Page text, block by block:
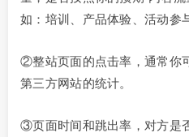
如：培训、产品体验、活动参
②整站页面的点击率，通常你
第三方网站的统计。
③页面时间和跳出率，对方是